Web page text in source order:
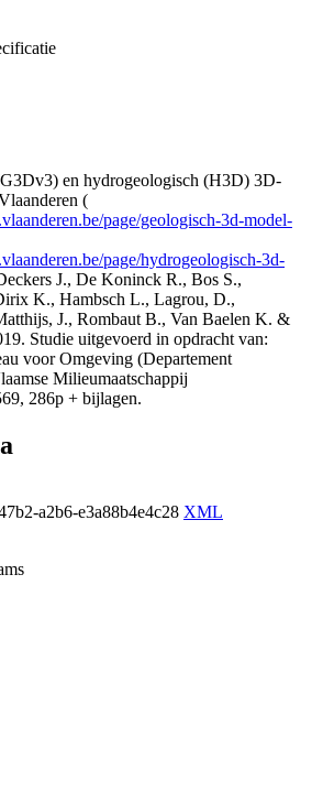
en hydrogeologisch (H3D) 3D-
(
page/geologisch-3d-model-
page/hydrogeologisch-3d-
J., De Koninck R., Bos S.,
K., Hambsch L., Lagrou, D.,
J., Rombaut B., Van Baelen K. &
Studie uitgevoerd in opdracht van:
voor Omgeving (Departement
Milieumaatschappij
286p + bijlagen.
a2b6-e3a88b4e4c28 XML